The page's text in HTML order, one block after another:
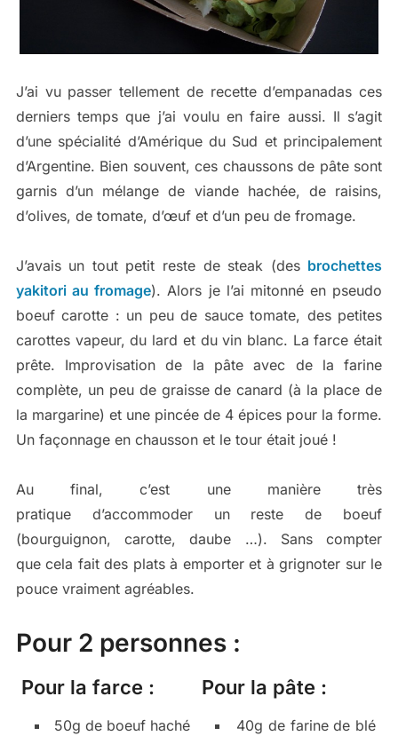
J’ai vu passer tellement de recette d’empanadas ces
derniers temps que j’ai voulu en faire aussi. Il s’agit
d’une spécialité d’Amérique du Sud et principalement
d’Argentine. Bien souvent, ces chaussons de pâte sont
garnis d’un mélange de viande hachée, de raisins,
d’olives, de tomate, d’œuf et d’un peu de fromage.
J’avais un tout petit reste de steak (des brochettes
yakitori au fromage). Alors je l’ai mitonné en pseudo
boeuf carotte : un peu de sauce tomate, des petites
carottes vapeur, du lard et du vin blanc. La farce était
prête. Improvisation de la pâte avec de la farine
complète, un peu de graisse de canard (à la place de
la margarine) et une pincée de 4 épices pour la forme.
Un façonnage en chausson et le tour était joué !
Au final, c’est une manière très
pratique d’accommoder un reste de boeuf
(bourguignon, carotte, daube …). Sans compter
que cela fait des plats à emporter et à grignoter sur le
pouce vraiment agréables.
Pour 2 personnes :
Pour la farce :
50g de boeuf haché
Pour la pâte :
40g de farine de blé